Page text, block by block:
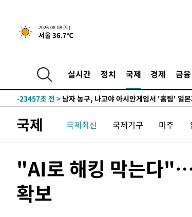
2026.08.08 (토)
서울 36.7℃
실시간 정치 국제 경제 금융
1시간 전 >[속보]뉴욕증시 상승 마감…S&P 0.6% 나스닥
-28213초 전 > 백운산서 80년근 천종산삼 9뿌리 발견…감
-25923초 전 >
-23457초 전 > 남자 농구, 나고야 아시안게임서 '홈팀' 일
-19060초 전 >
극한폭염 한풀 꺾이지만…'낮 최고 35도'
-16078초 전 >축구협회 "압수수색·성접대 논란 사과…쇄
송"
-3216초 전 >'최고 37도' 폭염 지속…강원동해안 최대
1시간 전 >[속보]뉴욕증시 상승 마감…S&P 0.6% 나스닥
-32106초 전 >
국제 국제최신 국제기구 미주
"AI로 해킹 막는다
확보